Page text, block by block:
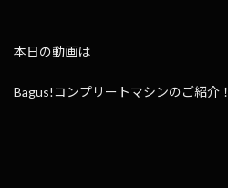
本日の動画は
Bagus!コンプリートマシンのご紹介！